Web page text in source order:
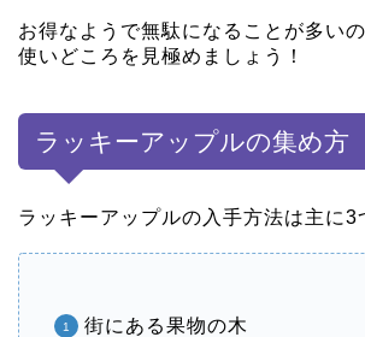
お得なようで無駄になることが多い
使いどころを見極めましょう！
ラッキーアップルの集め方
ラッキーアップルの入手方法は主に3
街にある果物の木